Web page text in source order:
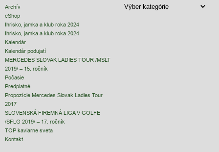
Archív
eShop
Ihrisko, jamka a klub roka 2024
Ihrisko, jamka a klub roka 2024
Kalendár
Kalendár podujatí
MERCEDES SLOVAK LADIES TOUR /MSLT
2019/ – 15. ročník
Počasie
Predplatné
Propozície Mercedes Slovak Ladies Tour
2017
SLOVENSKÁ FIREMNÁ LIGA V GOLFE
/SFLG 2019/ – 17. ročník
TOP kaviarne sveta
Kontakt
ČLÁNKY